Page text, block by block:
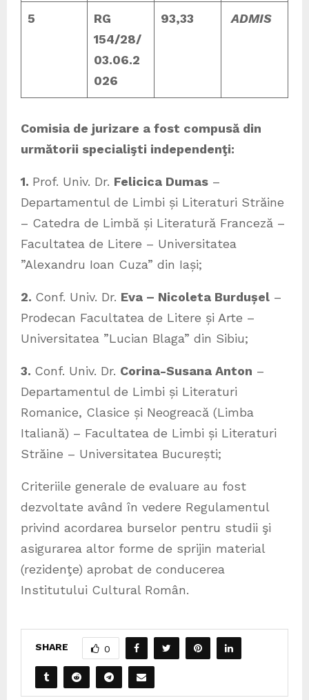
5
RG
154/28/
03.06.2
026
93,33 ADMIS
Comisia de jurizare a fost compusă din
următorii specialişti independenţi:
1. Prof. Univ. Dr. Felicica Dumas –
Departamentul de Limbi și Literaturi Străine
– Catedra de Limbă și Literatură Franceză –
Facultatea de Litere – Universitatea
”Alexandru Ioan Cuza” din Iași;
2. Conf. Univ. Dr. Eva – Nicoleta Burdușel –
Prodecan Facultatea de Litere și Arte –
Universitatea ”Lucian Blaga” din Sibiu;
3. Conf. Univ. Dr. Corina-Susana Anton –
Departamentul de Limbi și Literaturi
Romanice, Clasice și Neogreacă (Limba
Italiană) – Facultatea de Limbi și Literaturi
Străine – Universitatea București;
Criteriile generale de evaluare au fost
dezvoltate având în vedere Regulamentul
privind acordarea burselor pentru studii şi
asigurarea altor forme de sprijin material
(rezidenţe) aprobat de conducerea
Institutului Cultural Român.
SHARE 0